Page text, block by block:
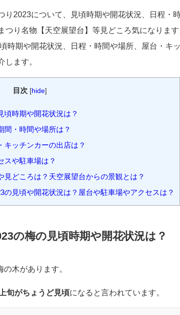
り2023について、見頃時期や開花状況、日程・
します。
目次 [hide]
見どころは？天空展望台からの景観とは？
の梅の見頃時期や開花状況は？